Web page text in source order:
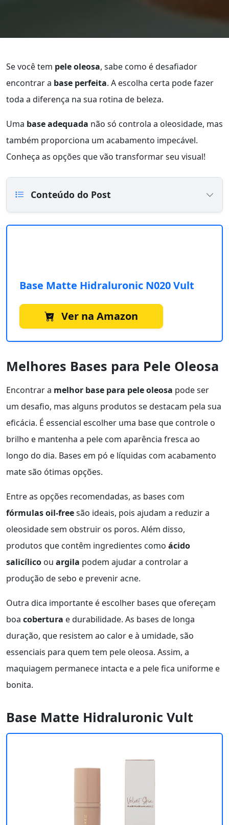
Se você tem pele oleosa, sabe como é desafiador
encontrar a base perfeita. A escolha certa pode fazer
toda a diferença na sua rotina de beleza.
Uma base adequada não só controla a oleosidade, mas
também proporciona um acabamento impecável.
Conheça as opções que vão transformar seu visual!
Conteúdo do Post
Base Matte Hidraluronic N020 Vult
Ver na Amazon
Melhores Bases para Pele Oleosa
Encontrar a melhor base para pele oleosa pode ser
um desafio, mas alguns produtos se destacam pela sua
eficácia. É essencial escolher uma base que controle o
brilho e mantenha a pele com aparência fresca ao
longo do dia. Bases em pó e líquidas com acabamento
mate são ótimas opções.
Entre as opções recomendadas, as bases com
fórmulas oil-freesão ideais, pois ajudam a reduzir a
oleosidade sem obstruir os poros. Além disso,
produtos que contêm ingredientes como ácido
salicílico ou argila podem ajudar a controlar a
produção de sebo e prevenir acne.
Outra dica importante é escolher bases que ofereçam
boa cobertura e durabilidade. As bases de longa
duração, que resistem ao calor e à umidade, são
essenciais para quem tem pele oleosa. Assim, a
maquiagem permanece intacta e a pele fica uniforme e
bonita.
Base Matte Hidraluronic Vult